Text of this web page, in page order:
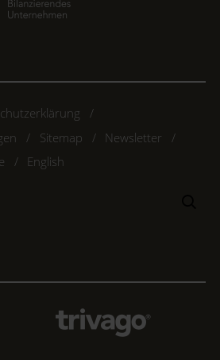
Sitemap
Newsletter
English